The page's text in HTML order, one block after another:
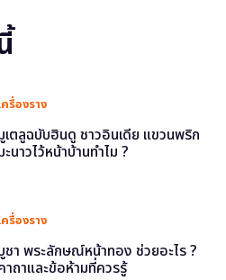
ครื่องราง
เตลูฉบับฮินดู ชาวอินเดีย แขวนพริก
ะนาวไว้หน้าบ้านทำไม ?
ครื่องราง
ชา พระลักษณ์หน้าทอง ช่วยอะไร ?
าถาและข้อห้ามที่ควรรู้